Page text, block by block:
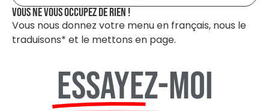
Vous ne vous occupez de rien !
Vous nous donnez votre menu en français, nous le
traduisons* et le mettons en page.
Essayez-moi